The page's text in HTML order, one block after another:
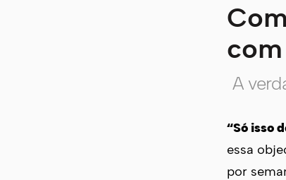
A
“Só isso
essa
por